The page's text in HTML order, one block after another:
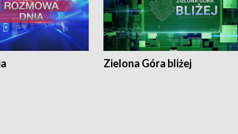
Zielona Góra bliżej